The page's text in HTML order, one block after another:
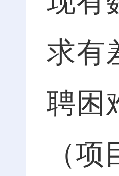
求有
聘困
（